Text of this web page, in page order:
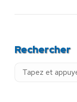
Rechercher
Recherche